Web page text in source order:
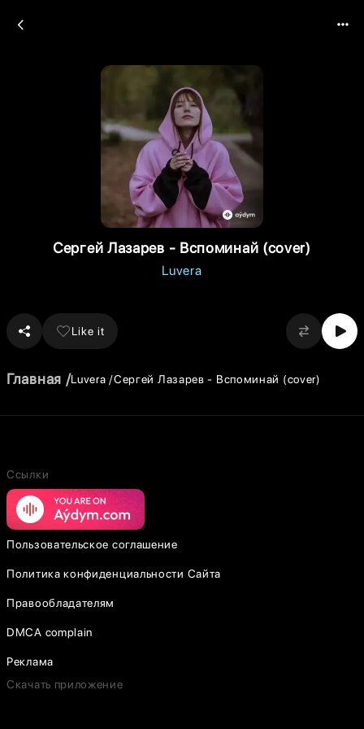
Сергей Лазарев - Вспоминай (cover)
Luvera
Like it
Главная Luvera Сергей Лазарев - Вспоминай (cover)
Ссылки
Пользовательское соглашение
Политика конфиденциальности Сайта
Правообладателям
DMCA complain
Реклама
Скачать приложение